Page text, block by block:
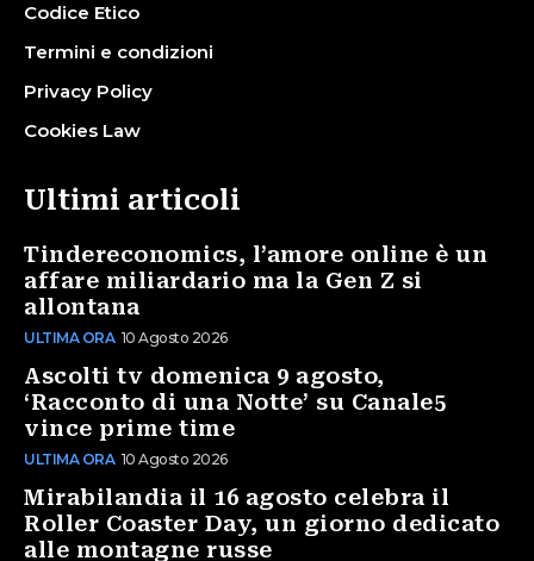
Codice Etico
Termini e condizioni
Privacy Policy
Cookies Law
Ultimi articoli
Tindereconomics, l’amore online è un
affare miliardario ma la Gen Z si
allontana
ULTIMA ORA 10 Agosto 2026
Ascolti tv domenica 9 agosto,
‘Racconto di una Notte’ su Canale5
vince prime time
ULTIMA ORA 10 Agosto 2026
Mirabilandia il 16 agosto celebra il
Roller Coaster Day, un giorno dedicato
alle montagne russe